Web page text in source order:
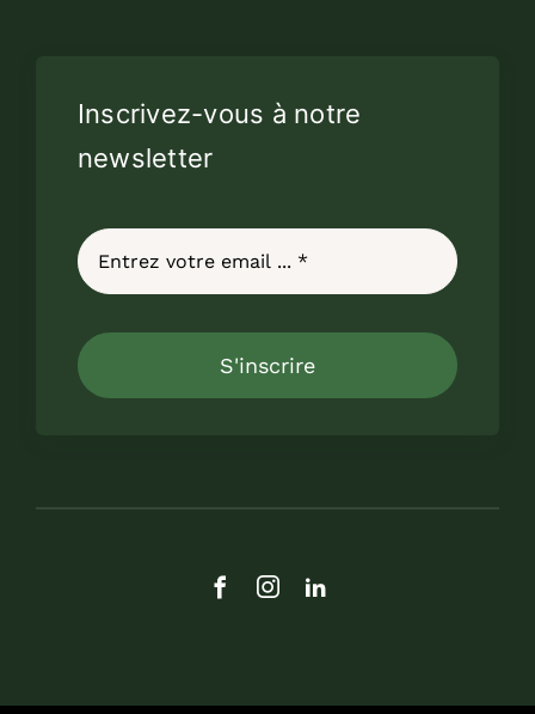
Inscrivez-vous à notre
newsletter
S'inscrire